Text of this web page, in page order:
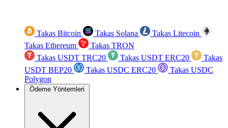
Takas Bitcoin Takas Solana
Takas Litecoin
Takas Ethereum
Takas TRON
Takas USDT TRC20
Takas USDT ERC20
Takas
USDT BEP20
Takas USDC ERC20
Takas USDC
Polygon
Ödeme Yöntemleri